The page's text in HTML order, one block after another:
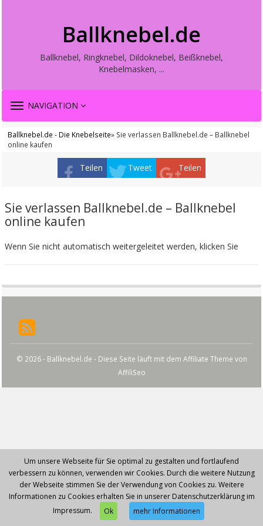
Ballknebel.de
Ballknebel, Ringknebel, Dildoknebel, Beißknebel,
Knebelmasken, ...
TOGGLE
NAVIGATION
Ballknebel.de - Die Knebelseite» Sie verlassen Ballknebel.de – Ballknebel
online kaufen
Teilen Tweet Teilen
Sie verlassen Ballknebel.de – Ballknebel
online kaufen
Wenn Sie nicht automatisch weitergeleitet werden, klicken Sie
© 2026 - Ballknebel.de - Diese Seite läuft mit dem Affiliate Theme von
AffiliSeo
Um unsere Webseite für Sie optimal zu gestalten und fortlaufend
verbessern zu können, verwenden wir Cookies. Durch die weitere Nutzung
der Webseite stimmen Sie der Verwendung von Cookies zu. Weitere
Informationen zu Cookies erhalten Sie in unserer Datenschutzerklärung im
Impressum.
Ok mehr Informationen